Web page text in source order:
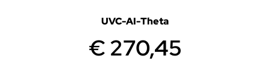
UVC-AI-Theta
€270,45